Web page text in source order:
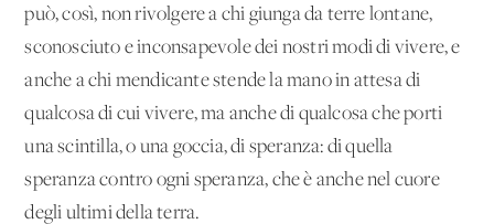
può, così, non rivolgere a chi giunga da terre lontane,
sconosciuto e inconsapevole dei nostri modi di vivere, e
anche a chi mendicante stende la mano in attesa di
qualcosa di cui vivere, ma anche di qualcosa che porti
una scintilla, o una goccia, di speranza: di quella
speranza contro ogni speranza, che è anche nel cuore
degli ultimi della terra.